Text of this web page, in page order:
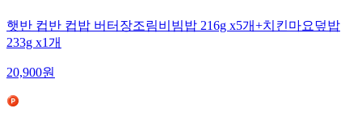
햇반 컵반 컵밥 버터장조림비빔밥 216g x5개+치킨마요덮밥
233g x1개
20,900원